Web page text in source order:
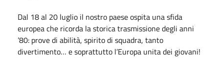
Dal 18 al 20 luglio il nostro paese ospita una sfida
europea che ricorda la storica trasmissione degli anni
’80: prove di abilità, spirito di squadra, tanto
divertimento… e soprattutto l’Europa unita dei giovani!